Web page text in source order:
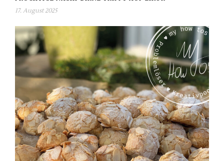
17. August 2025